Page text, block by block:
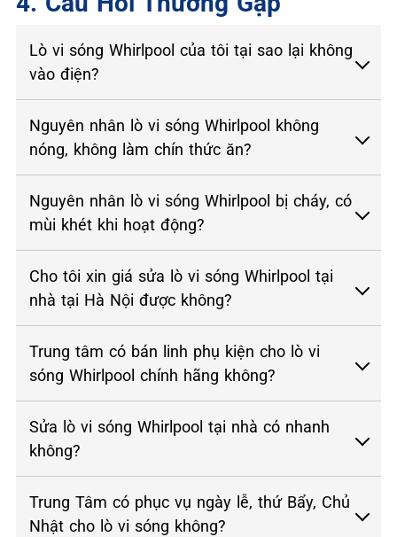
Lò vi sóng Whirlpool của tôi tại sao lại không
vào điện?
Nguyên nhân lò vi sóng Whirlpool không
nóng, không làm chín thức ăn?
Nguyên nhân lò vi sóng Whirlpool bị cháy, có
mùi khét khi hoạt động?
Cho tôi xin giá sửa lò vi sóng Whirlpool tại
nhà tại Hà Nội được không?
Trung tâm có bán linh phụ kiện cho lò vi
sóng Whirlpool chính hãng không?
Sửa lò vi sóng Whirlpool tại nhà có nhanh
không?
Trung Tâm có phục vụ ngày lễ, thứ Bẩy, Chủ
Nhật cho lò vi sóng không?